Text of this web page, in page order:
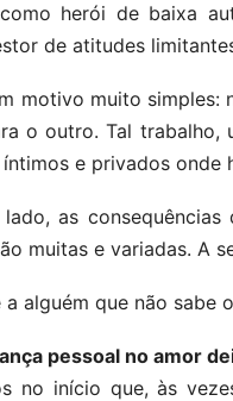
herói de baixa
de atitudes
motivo muito simples:
o outro. Tal trabalho,
e privados onde
as
muitas e variadas. A
a alguém que não sabe
pessoal no amor
no início que, às